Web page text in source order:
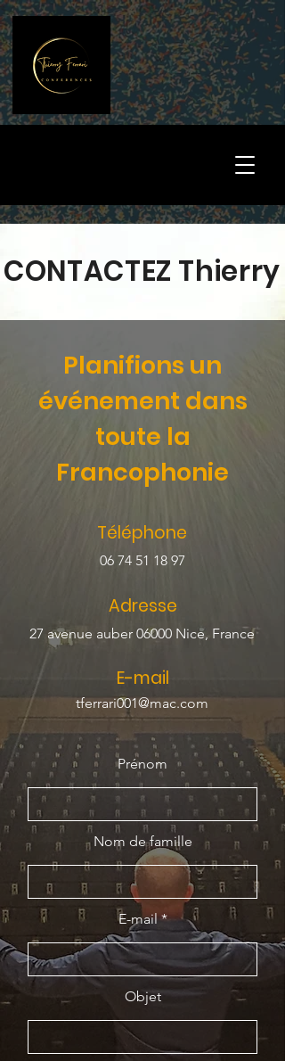
CONTACTEZ Thierry
Planifions un
événement dans
toute la
Francophonie
Téléphone
06 74 51 18 97
Adresse
27 avenue auber 06000 Nice, France
E-mail
tferrari001@mac.com
Prénom
Nom de famille
E-mail
Objet